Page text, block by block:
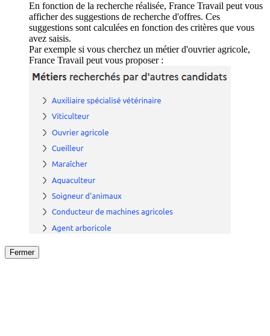
En fonction de la recherche réalisée, France Travail peut vous
afficher des suggestions de recherche d'offres. Ces
suggestions sont calculées en fonction des critères que vous
avez saisis.
Par exemple si vous cherchez un métier d'ouvrier agricole,
France Travail peut vous proposer :
Fermer